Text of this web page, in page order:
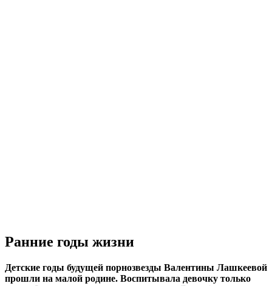
Ранние годы жизни
Детские годы будущей порнозвезды Валентины Лашкеевой
прошли на малой родине. Воспитывала девочку только